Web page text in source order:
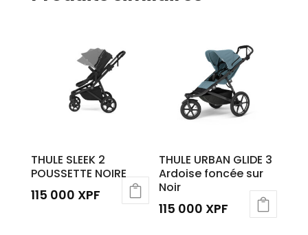
THULE SLEEK 2
POUSSETTE NOIRE
115 000 XPF
THULE URBAN GLIDE 3
Ardoise foncée sur
Noir
115 000 XPF